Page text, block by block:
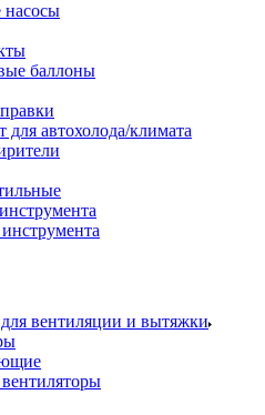
баллоны
для автохолода/климата
вентиляции и вытяжки